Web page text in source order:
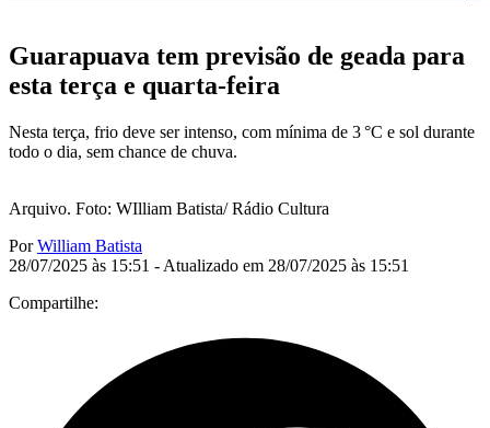
Guarapuava tem previsão de geada para
esta terça e quarta-feira
Nesta terça, frio deve ser intenso, com mínima de 3 °C e sol durante
todo o dia, sem chance de chuva.
Arquivo. Foto: WIlliam Batista/ Rádio Cultura
PorWilliam Batista
28/07/2025 às 15:51 - Atualizado em 28/07/2025 às 15:51
Compartilhe: